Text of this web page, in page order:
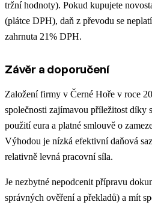
tržní hodnoty). Pokud kupujete
(plátce DPH), daň z převodu se
zahrnuta 21% DPH.
Závěr a doporučení
Založení firmy v Černé Hoře v roce
společnosti zajímavou příležitost díky
použití eura a platné smlouvě o
Výhodou je nízká efektivní daňová
relativně levná pracovní síla.
Je nezbytné nepodcenit přípravu
správných ověření a překladů) a mít